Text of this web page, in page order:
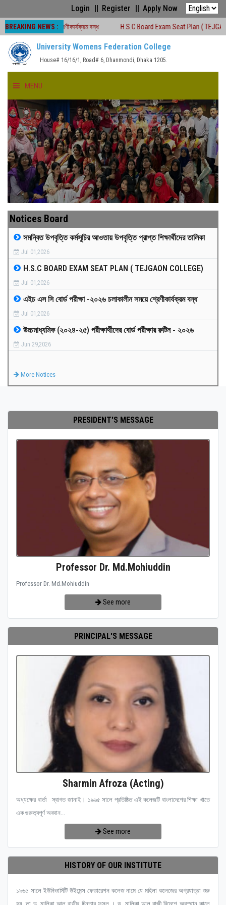
Login Register Apply Now
BREAKING NEWS :
সময়ে শ্রেণীকার্যক্রম বন্ধ H.S.C Board Exam Seat Plan ( TEJGAON COLLEGE)
University Womens Federation College
House# 16/16/1, Road# 6, Dhanmondi, Dhaka 1205.
MENU
HOME
ABOUT US
FACULTIES
ACADEMICS
GALLERY
MEDIA
PAYMENT
RESULTS
Notices Board
সমন্বিত উপবৃত্তি কর্মসূচির আওতায় উপবৃত্তি প্রাপ্ত শিক্ষার্থীদের তালিকা
Jul 01,2026
H.S.C BOARD EXAM SEAT PLAN ( TEJGAON COLLEGE)
Jul 01,2026
এইচ এস সি বোর্ড পরীক্ষা -২০২৬ চলাকালীন সময়ে শ্রেণীকার্যক্রম বন্ধ
Jul 01,2026
উচ্চমাধ্যমিক (২০২৪-২৫) পরীক্ষার্থীদের বোর্ড পরীক্ষার রুটিন - ২০২৬
Jun 29,2026
More Notices
PRESIDENT'S MESSAGE
Professor Dr. Md.Mohiuddin
Professor Dr. Md.Mohiuddin
See more
PRINCIPAL'S MESSAGE
Sharmin Afroza (Acting)
অধ্যক্ষের বার্তা স্বাগত জানাই। ১৯৬৫ সালে প্রতিষ্ঠিত এই কলেজটি বাংলাদেশের শিক্ষা খাতে
এক গুরুত্বপূর্ণ অবদান...
See more
HISTORY OF OUR INSTITUTE
১৯৬৫ সালে ইউনিভার্সিটি উইমেন্স ফেডারেশন কলেজ নামে যে মহিলা কলেজের অগ্রযাত্রা শুরু